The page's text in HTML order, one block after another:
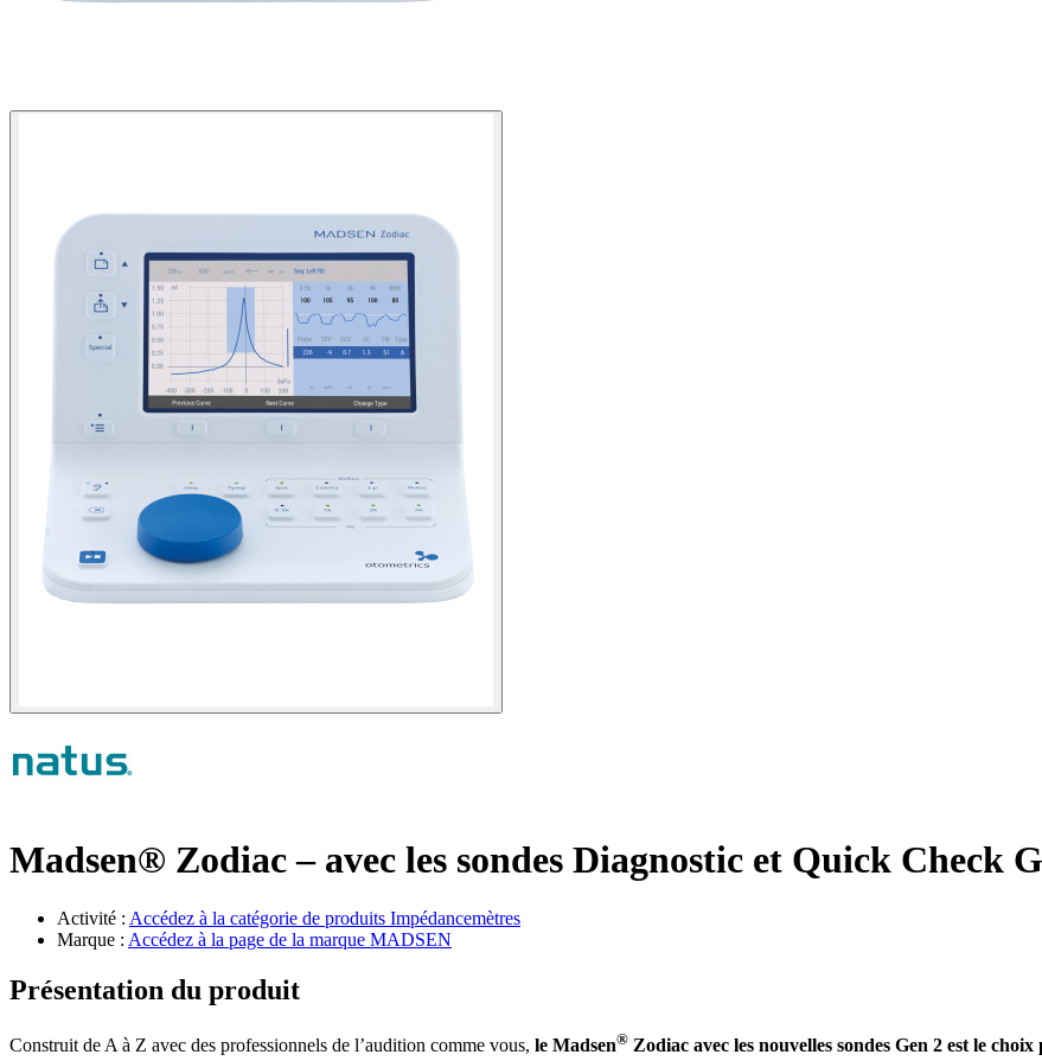
Madsen® Zodiac – avec les sondes Diagnostic et Quick Check
Activité : Accédez à la catégorie de produits Impédancemètres
Marque : Accédez à la page de la marque MADSEN
Présentation du produit
Construit de A à Z avec des professionnels de l’audition comme vous, le Madsen® Zodiac avec les nouvelles sondes Gen 2 est le